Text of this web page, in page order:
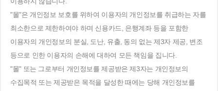
"몰"은 개인정보 보호를 위하여 이용자의 개인정보를 취급하는 자를
최소한으로 제한하여야 하며 신용카드, 은행계좌 등을 포함한
이용자의 개인정보의 분실, 도난, 유출, 동의 없는 제3자 제공, 변조
등으로 인한 이용자의 손해에 대하여 모든 책임을 집니다.
"몰" 또는 그로부터 개인정보를 제공받은 제3자는 개인정보의
수집목적 또는 제공받은 목적을 달성한 때에는 당해 개인정보를